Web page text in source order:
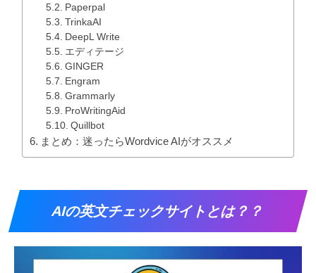
Paperpal
TrinkaAI
DeepL Write
エディテージ
GINGER
Engram
Grammarly
ProWritingAid
Quillbot
まとめ：迷ったらWordvice AIがオススメ
AIの英文チェックサイトとは？？